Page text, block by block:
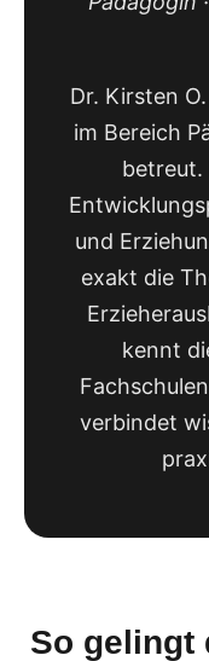
Dr. Kirsten
im Bereich
betreut.
und
exakt die
kennt
verbindet
So gelingt